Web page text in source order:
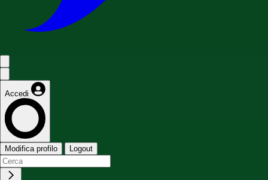
Accedi
Modifica profilo Logout